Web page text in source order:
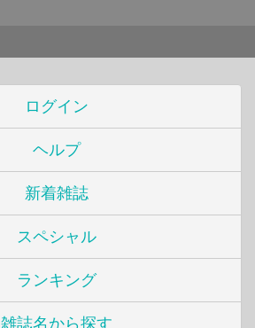
ログイン
ヘルプ
新着雑誌
スペシャル
ランキング
雑誌名から探す